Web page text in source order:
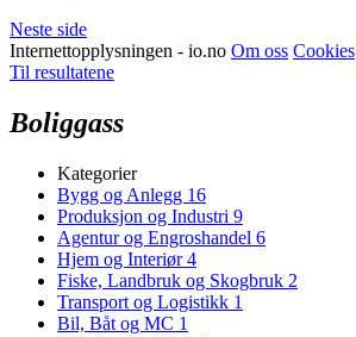
Neste side
Internettopplysningen - io.no Om oss Cookies
Til resultatene
Boliggass
Kategorier
Bygg og Anlegg 16
Produksjon og Industri 9
Agentur og Engroshandel 6
Hjem og Interiør4
Fiske, Landbruk og Skogbruk 2
Transport og Logistikk 1
Bil, Båt og MC 1